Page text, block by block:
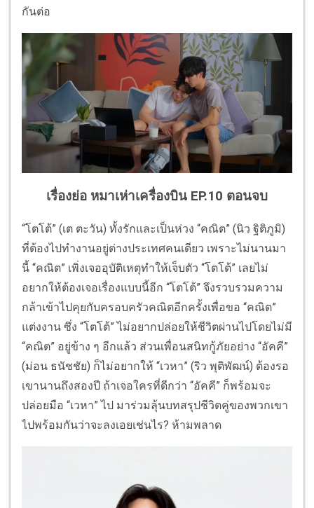
กันต่อ
เรื่องย่อ หมาเห่าเครื่องบิน EP.10 ตอนจบ
“โตโต้” (เต ตะวัน) ทั้งรักและเป็นห่วง “คณิต” (นิว ฐิติภูมิ)
ที่ต้องไปทำงานอยู่ต่างประเทศคนเดียว เพราะไม่นานมา
นี้ “คณิต” เพิ่งเจออุบัติเหตุทำให้เจ็บตัว “โตโต้” เลยไม่
อยากให้ต้องเจอเรื่องแบบนี้อีก “โตโต้” จึงรวบรวมความ
กล้าเข้าไปคุยกับครอบครัวคณิตอีกครั้งเพื่อขอ “คณิต”
แต่งงาน ซึ่ง “โตโต้” ไม่อยากปล่อยให้ชีวิตผ่านไปโดยไม่มี
“คณิต” อยู่ข้าง ๆ อีกแล้ว ส่วนเพื่อนสนิทกู้ภัยอย่าง “อัคคี”
(ม่อน ธนัชชัย) ก็ไม่อยากให้ “เวหา” (ริว พุติพัฒน์) ต้องรอ
เขานานถึงสองปี ถ้าเจอใครที่ดีกว่า “อัคคี” ก็พร้อมจะ
ปล่อยมือ “เวหา” ไป มาร่วมลุ้นบทสรุปชีวิตคู่ของพวกเขา
ไปพร้อมกันว่าจะลงเอยเช่นไร? ห้ามพลาด